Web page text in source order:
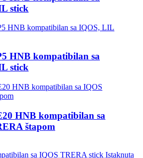
stick
HNB kompatibilan sa
stick
HNB kompatibilan sa
štapom